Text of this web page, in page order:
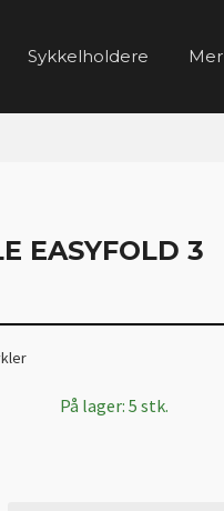
Sykkelholdere Mer
EASYFOLD 3
På lager: 5 stk.